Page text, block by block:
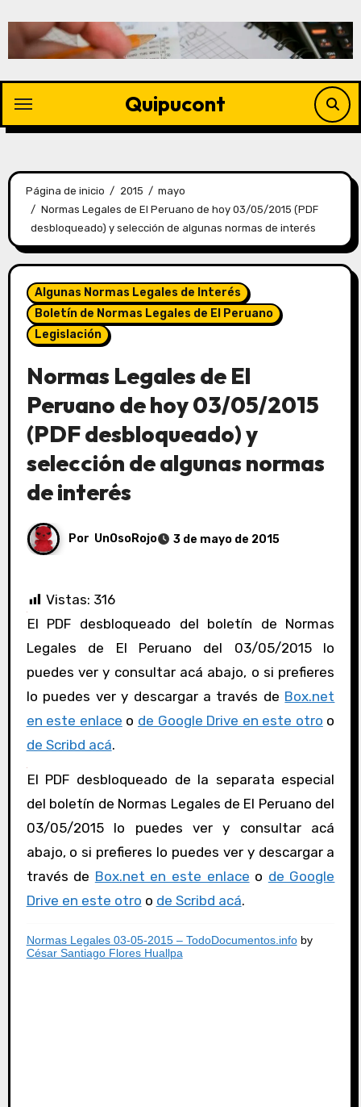
Quipucont
Página de inicio 2015
mayo
Normas Legales de El Peruano de hoy 03/05/2015 (PDF
desbloqueado) y selección de algunas normas de interés
Algunas Normas Legales de Interés
Boletín de Normas Legales de El Peruano
Legislación
Normas Legales de El
Peruano de hoy 03/05/2015
(PDF desbloqueado) y
selección de algunas normas
de interés
Por UnOsoRojo 3 de mayo de 2015
Vistas: 316
El PDF desbloqueado del boletín de Normas
Legales de El Peruano del 03/05/2015 lo
puedes ver y consultar acá abajo, o si prefieres
lo puedes ver y descargar a través de Box.net
en este enlace o de Google Drive en este otro o
de Scribd acá.
El PDF desbloqueado de la separata especial
del boletín de Normas Legales de El Peruano del
03/05/2015 lo puedes ver y consultar acá
abajo, o si prefieres lo puedes ver y descargar a
través de Box.net en este enlace o de Google
Drive en este otro o de Scribd acá.
Normas Legales 03-05-2015 – TodoDocumentos.infoby
César Santiago Flores Huallpa